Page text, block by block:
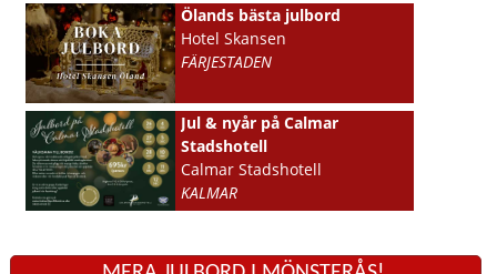
Ölands bästa julbord
Hotel Skansen
FÄRJESTADEN
Jul & nyår på Calmar
Stadshotell
Calmar Stadshotell
KALMAR